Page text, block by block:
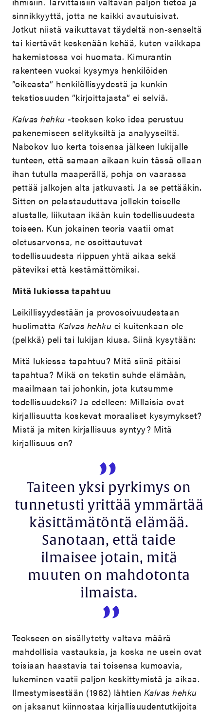
sinnikkyyttä, jotta ne kaikki avautuisivat.
Jotkut niistä vaikuttavat täydeltä non-senseltä
tai kiertävät keskenään kehää, kuten vaikkapa
hakemistossa voi huomata. Kimurantin
rakenteen vuoksi kysymys henkilöiden
”oikeasta” henkilöllisyydestä ja kunkin
tekstiosuuden ”kirjoittajasta” ei selviä.
Kalvas hehku -teoksen koko idea perustuu
pakenemiseen selityksiltä ja analyyseiltä.
Nabokov luo kerta toisensa jälkeen lukijalle
tunteen, että samaan aikaan kuin tässä ollaan
ihan tutulla maaperällä, pohja on vaarassa
pettää jalkojen alta jatkuvasti. Ja se pettääkin.
Sitten on pelastauduttava jollekin toiselle
alustalle, liikutaan ikään kuin todellisuudesta
toiseen. Kun jokainen teoria vaatii omat
oletusarvonsa, ne osoittautuvat
todellisuudesta riippuen yhtä aikaa sekä
päteviksi että kestämättömiksi.
Mitä lukiessa tapahtuu
Leikillisyydestään ja provosoivuudestaan
huolimattaKalvas hehku ei kuitenkaan ole
(pelkkä) peli tai lukijan kiusa. Siinä kysytään:
Mitä lukiessa tapahtuu? Mitä siinä pitäisi
tapahtua? Mikä on tekstin suhde elämään,
maailmaan tai johonkin, jota kutsumme
todellisuudeksi? Ja edelleen: Millaisia ovat
kirjallisuutta koskevat moraaliset kysymykset?
Mistä ja miten kirjallisuus syntyy? Mitä
kirjallisuus on?
Taiteen yksi pyrkimys on
tunnetusti yrittää ymmärtää
käsittämätöntä elämää.
Sanotaan, että taide
ilmaisee jotain, mitä
muuten on mahdotonta
ilmaista.
Teokseen on sisällytetty valtava määrä
mahdollisia vastauksia, ja koska ne usein ovat
toisiaan haastavia tai toisensa kumoavia,
lukeminen vaatii paljon keskittymistä ja aikaa.
Ilmestymisestään (1962) lähtien Kalvas hehku
on jaksanut kiinnostaa kirjallisuudentutkijoita